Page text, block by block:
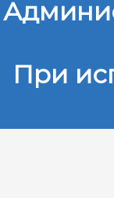
При